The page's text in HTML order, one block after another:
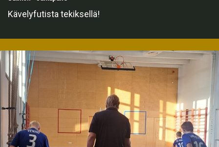
Kävelyfutista tekiksellä!